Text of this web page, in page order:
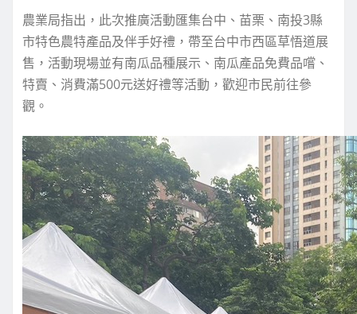
農業局指出，此次推廣活動匯集台中、苗栗、南投3縣
市特色農特產品及伴手好禮，帶至台中市西區草悟道展
售，活動現場並有南瓜品種展示、南瓜產品免費品嚐、
特賣、消費滿500元送好禮等活動，歡迎市民前往參
觀。